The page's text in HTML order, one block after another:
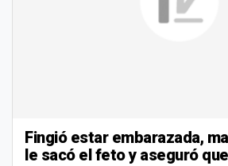
Fingió estar embarazada,
le sacó el feto y aseguró